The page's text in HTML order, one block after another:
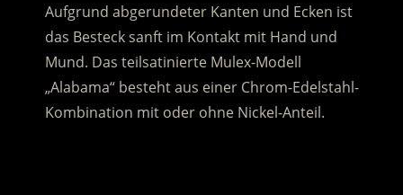
Aufgrund abgerundeter Kanten und Ecken ist
das Besteck sanft im Kontakt mit Hand und
Mund. Das teilsatinierte Mulex-Modell
„Alabama“ besteht aus einer Chrom-Edelstahl-
Kombination mit oder ohne Nickel-Anteil.